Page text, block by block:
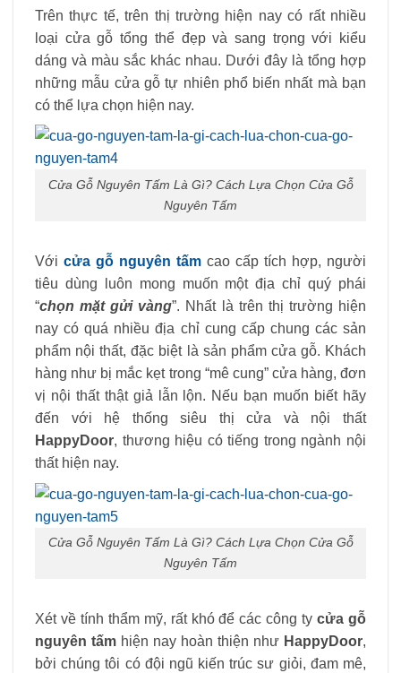
Trên thực tế, trên thị trường hiện nay có rất nhiều
loại cửa gỗ tổng thể đẹp và sang trọng với kiểu
dáng và màu sắc khác nhau. Dưới đây là tổng hợp
những mẫu cửa gỗ tự nhiên phổ biến nhất mà bạn
có thể lựa chọn hiện nay.
Cửa Gỗ Nguyên Tấm Là Gì? Cách Lựa Chọn Cửa Gỗ
Nguyên Tấm
Với cửa gỗ nguyên tấm cao cấp tích hợp, người
tiêu dùng luôn mong muốn một địa chỉ quý phái
“chọn mặt gửi vàng”. Nhất là trên thị trường hiện
nay có quá nhiều địa chỉ cung cấp chung các sản
phẩm nội thất, đặc biệt là sản phẩm cửa gỗ. Khách
hàng như bị mắc kẹt trong “mê cung” cửa hàng, đơn
vị nội thất thật giả lẫn lộn. Nếu bạn muốn biết hãy
đến với hệ thống siêu thị cửa và nội thất
HappyDoor, thương hiệu có tiếng trong ngành nội
thất hiện nay.
Cửa Gỗ Nguyên Tấm Là Gì? Cách Lựa Chọn Cửa Gỗ
Nguyên Tấm
Xét về tính thẩm mỹ, rất khó để các công tycửa gỗ
nguyên tấm hiện nay hoàn thiện như HappyDoor,
bởi chúng tôi có đội ngũ kiến ​​trúc sư giỏi, đam mê,